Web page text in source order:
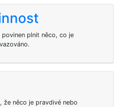
plnit něco, co je
že něco je pravdivé nebo